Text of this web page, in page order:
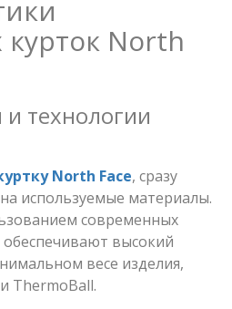
North
технологии
North Face, сразу
используемые материалы.
современных
высокий
весе изделия,
ThermoBall.